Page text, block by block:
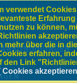
verwendet
zu können,
mehr über die in
erfahren,
den Link
[ Cookies